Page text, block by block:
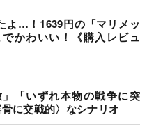
よ…！1639円の「マリメッ
かわいい！《購入レビュ
「いずれ本物の戦争に突
に交戦的〉なシナリオ